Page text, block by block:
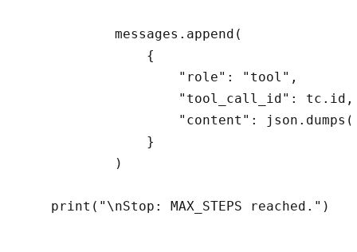
            messages.append(
                {
                    "role": "tool",
                    "tool_call_id": tc.id,
"content":
                }
            )
    print("\nStop: MAX_STEPS reached.")